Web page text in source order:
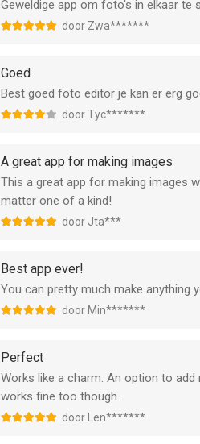
Geweldige app om foto's in elkaar te
door Zwa*******
Goed
Best goed foto editor je kan er erg
door Tyc*******
A great app for making images
This a great app for making images
matter one of a kind!
door Jta***
Best app ever!
You can pretty much make anything
door Min*******
Perfect
Works like a charm. An option to
works fine too though.
door Len*******